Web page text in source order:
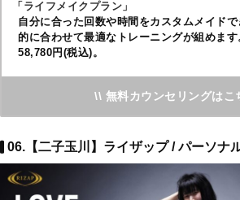
「ライフメイクプラン」
自分に合った回数や時間をカスタムメイドで
的に合わせて最適なトレーニングが組めます
58,780円(税込)。
\\ 無料カウンセリングはこ
06.【二子玉川】ライザップ / パーソナ